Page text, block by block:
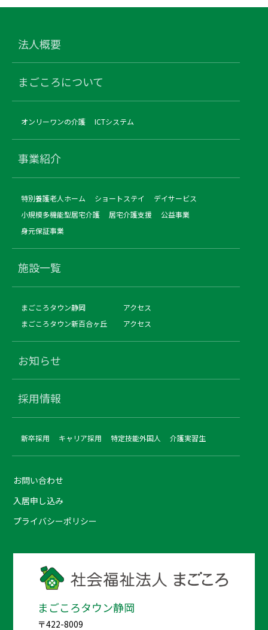
法人概要
まごころについて
オンリーワンの介護 ICTシステム
事業紹介
特別養護老人ホーム ショートステイ
デイサービス
小規模多機能型居宅介護
居宅介護支援
公益事業
身元保証事業
施設一覧
まごころタウン静岡
アクセス
まごころタウン新百合ヶ丘
アクセス
お知らせ
採用情報
新卒採用 キャリア採用 特定技能外国人 介護実習生
お問い合わせ
入居申し込み
プライバシーポリシー
まごころタウン静岡
〒422-8009